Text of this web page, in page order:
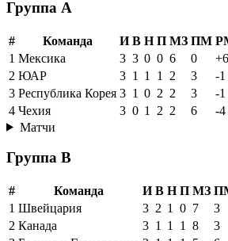
Группа A
# Команда И В Н П МЗ ПМ
1 Мексика 3 3 0 0 6 0 +6
2 ЮАР 3 1 1 1 2 3 -1
3 Республика Корея 3 1 0 2 2 3 -1
4 Чехия 3 0 1 2 2 6 -4
Матчи
Группа B
# Команда И В Н П МЗ
1 Швейцария 3 2 1 0 7 3
2 Канада 3 1 1 1 8 3